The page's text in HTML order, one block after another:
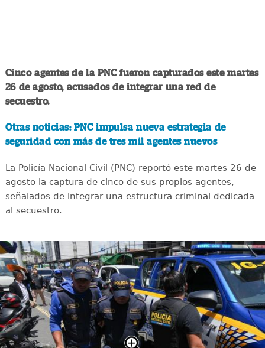
Cinco agentes de la PNC fueron capturados este martes
26 de agosto, acusados de integrar una red de
secuestro.
Otras noticias: PNC impulsa nueva estrategia de
seguridad con más de tres mil agentes nuevos
La Policía Nacional Civil (PNC) reportó este martes 26 de
agosto la captura de cinco de sus propios agentes,
señalados de integrar una estructura criminal dedicada
al secuestro.